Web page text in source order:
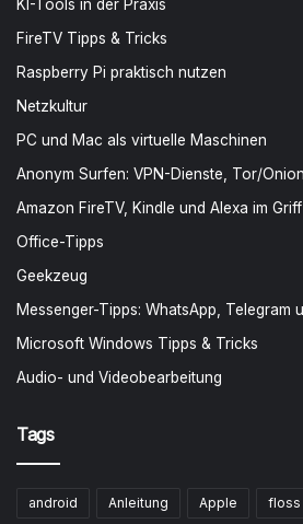
KI-Tools in der Praxis
FireTV Tipps & Tricks
Raspberry Pi praktisch nutzen
Netzkultur
PC und Mac als virtuelle Maschinen
Anonym Surfen: VPN-Dienste, Tor/
Amazon FireTV, Kindle und Alexa im Griff
Office-Tipps
Geekzeug
Messenger-Tipps: WhatsApp, Telegram
Microsoft Windows Tipps & Tricks
Audio- und Videobearbeitung
Tags
android Anleitung Apple floss